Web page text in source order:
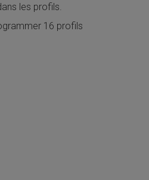
les profils.
16 profils